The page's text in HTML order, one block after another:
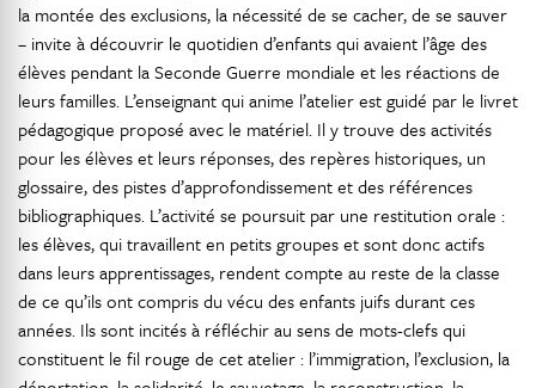
la montée des exclusions, la nécessité de se cacher, de se sauver
– invite à découvrir le quotidien d’enfants qui avaient l’âge des
élèves pendant la Seconde Guerre mondiale et les réactions de
leurs familles. L’enseignant qui anime l’atelier est guidé par le livret
pédagogique proposé avec le matériel. Il y trouve des activités
pour les élèves et leurs réponses, des repères historiques, un
glossaire, des pistes d’approfondissement et des références
bibliographiques. L’activité se poursuit par une restitution orale :
les élèves, qui travaillent en petits groupes et sont donc actifs
dans leurs apprentissages, rendent compte au reste de la classe
de ce qu’ils ont compris du vécu des enfants juifs durant ces
années. Ils sont incités à réfléchir au sens de mots-clefs qui
constituent le fil rouge de cet atelier : l’immigration, l’exclusion, la